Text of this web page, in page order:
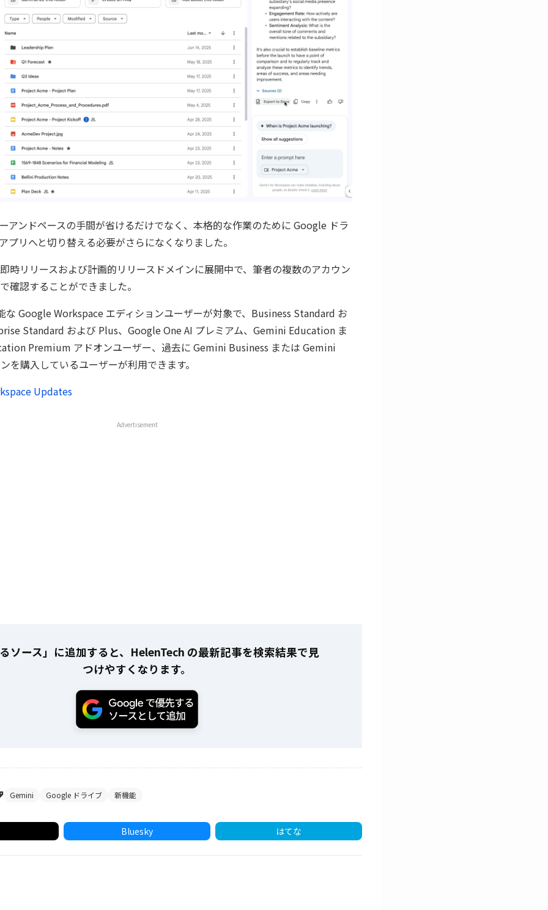
アンドペースの手間が省けるだけでなく、本格的な作業のために Google ドラ
プリへと切り替える必要がさらになくなりました。
時リリースおよび計画的リリースドメインに展開中で、筆者の複数のアカウン
確認することができました。
な Google Workspace エディションユーザーが対象で、Business Standard お
Standard および Plus、Google One AI プレミアム、Gemini Education ま
Premium アドオンユーザー、過去に Gemini Business または Gemini
を購入しているユーザーが利用できます。
Updates
Advertisement
るソース」に追加すると、HelenTech の最新記事を検索結果で見
つけやすくなります。
Gemini Google ドライブ 新機能
Bluesky はてな